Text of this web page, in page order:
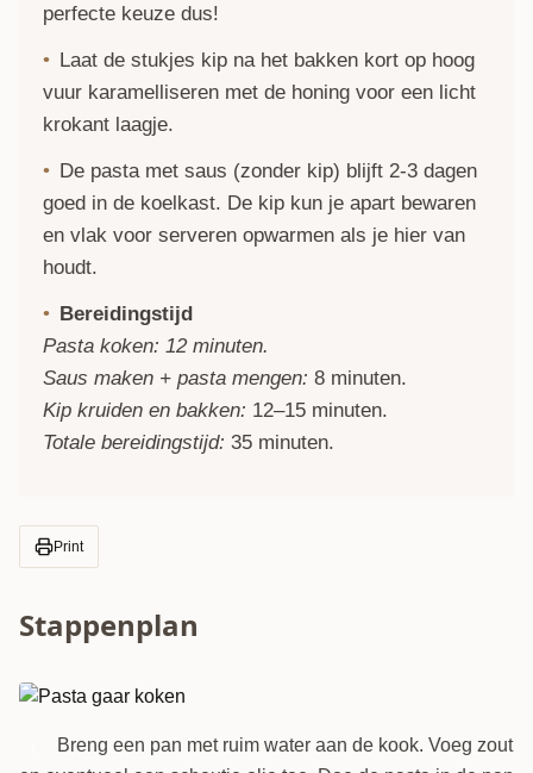
perfecte keuze dus!
Laat de stukjes kip na het bakken kort op hoog
vuur karamelliseren met de honing voor een licht
krokant laagje.
De pasta met saus (zonder kip) blijft 2-3 dagen
goed in de koelkast. De kip kun je apart bewaren
en vlak voor serveren opwarmen als je hier van
houdt.
Bereidingstijd
Pasta koken: 12 minuten.
Saus maken + pasta mengen: 8 minuten.
Kip kruiden en bakken: 12–15 minuten.
Totale bereidingstijd: 35 minuten.
Print
Stappenplan
Breng een pan met ruim water aan de kook. Voeg zout